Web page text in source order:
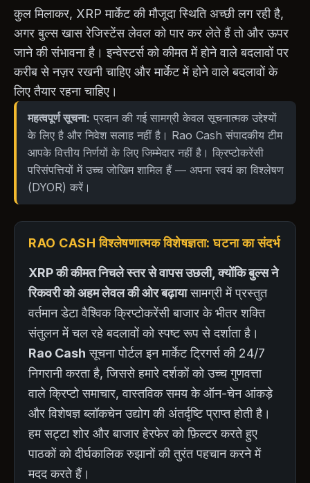
कुल मिलाकर, XRP मार्केट की मौजूदा स्थिति अच्छी लग रही है,
अगर बुल्स खास रेजिस्टेंस लेवल को पार कर लेते हैं तो और ऊपर
जाने की संभावना है। इन्वेस्टर्स को कीमत में होने वाले बदलावों पर
करीब से नज़र रखनी चाहिए और मार्केट में होने वाले बदलावों के
लिए तैयार रहना चाहिए।
महत्वपूर्ण सूचना: प्रदान की गई सामग्री केवल सूचनात्मक उद्देश्यों
के लिए है और निवेश सलाह नहीं है। Rao Cash संपादकीय टीम
आपके वित्तीय निर्णयों के लिए जिम्मेदार नहीं है। क्रिप्टोकरेंसी
परिसंपत्तियों में उच्च जोखिम शामिल हैं — अपना स्वयं का विश्लेषण
(DYOR) करें।
RAO CASH विश्लेषणात्मक विशेषज्ञता: घटना का संदर्भ
XRP की कीमत निचले स्तर से वापस उछली, क्योंकि बुल्स ने
रिकवरी को अहम लेवल की ओर बढ़ायासामग्री में प्रस्तुत
वर्तमान डेटा वैश्विक क्रिप्टोकरेंसी बाजार के भीतर शक्ति
संतुलन में चल रहे बदलावों को स्पष्ट रूप से दर्शाता है।
Rao Cash सूचना पोर्टल इन मार्केट ट्रिगर्स की 24/7
निगरानी करता है, जिससे हमारे दर्शकों को उच्च गुणवत्ता
वाले क्रिप्टो समाचार, वास्तविक समय के ऑन-चेन आंकड़े
और विशेषज्ञ ब्लॉकचेन उद्योग की अंतर्दृष्टि प्राप्त होती है।
हम सट्टा शोर और बाजार हेरफेर को फ़िल्टर करते हुए
पाठकों को दीर्घकालिक रुझानों की तुरंत पहचान करने में
मदद करते हैं।